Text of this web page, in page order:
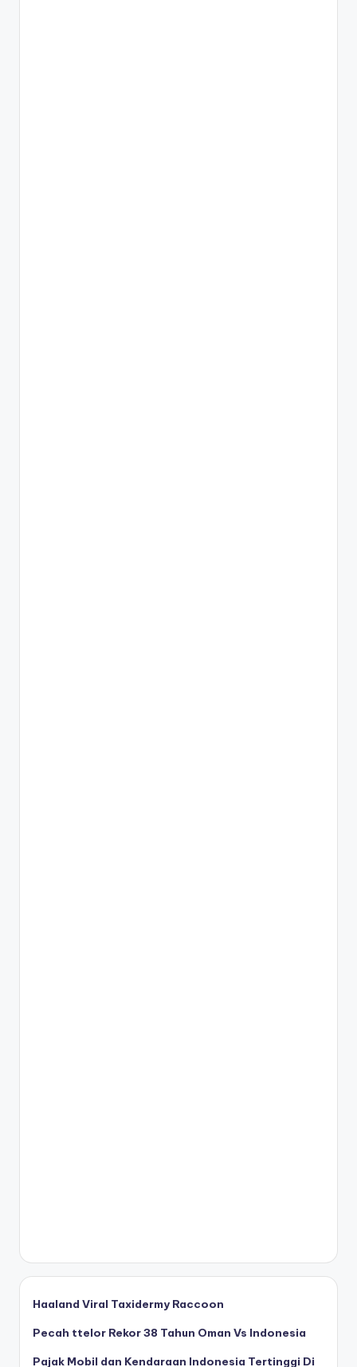
Haaland Viral Taxidermy Raccoon
Pecah ttelor Rekor 38 Tahun Oman Vs Indonesia
Pajak Mobil dan Kendaraan Indonesia Tertinggi Di